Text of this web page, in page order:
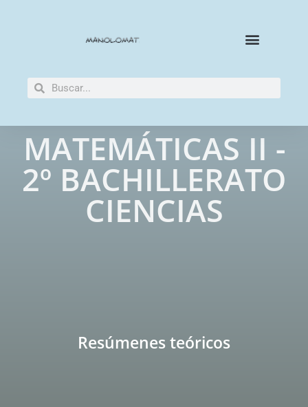
MATEMÁTICAS II -
2º BACHILLERATO
CIENCIAS
Resúmenes teóricos